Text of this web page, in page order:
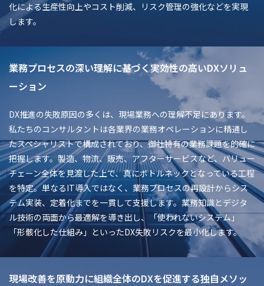
化による生産性向上やコスト削減、リスク管理の強化などを実現
します。
業務プロセスの深い理解に基づく実効性の高いDXソリュ
ーション
DX推進の失敗原因の多くは、現場業務への理解不足にあります。
私たちのコンサルタントは各業界の業務オペレーションに精通し
たスペシャリストで構成されており、御社特有の業務課題を的確に
把握します。製造、物流、販売、アフターサービスなど、バリュー
チェーン全体を見渡した上で、真にボトルネックとなっている工程
を特定。単なるIT導入ではなく、業務プロセスの再設計からシス
テム実装、定着化までを一貫して支援します。業務知識とデジタ
ル技術の両面から最適解を導き出し、「使われないシステム」
「形骸化した仕組み」といったDX失敗リスクを最小化します。
現場改善を原動力に組織全体のDXを促進する独自メソッ